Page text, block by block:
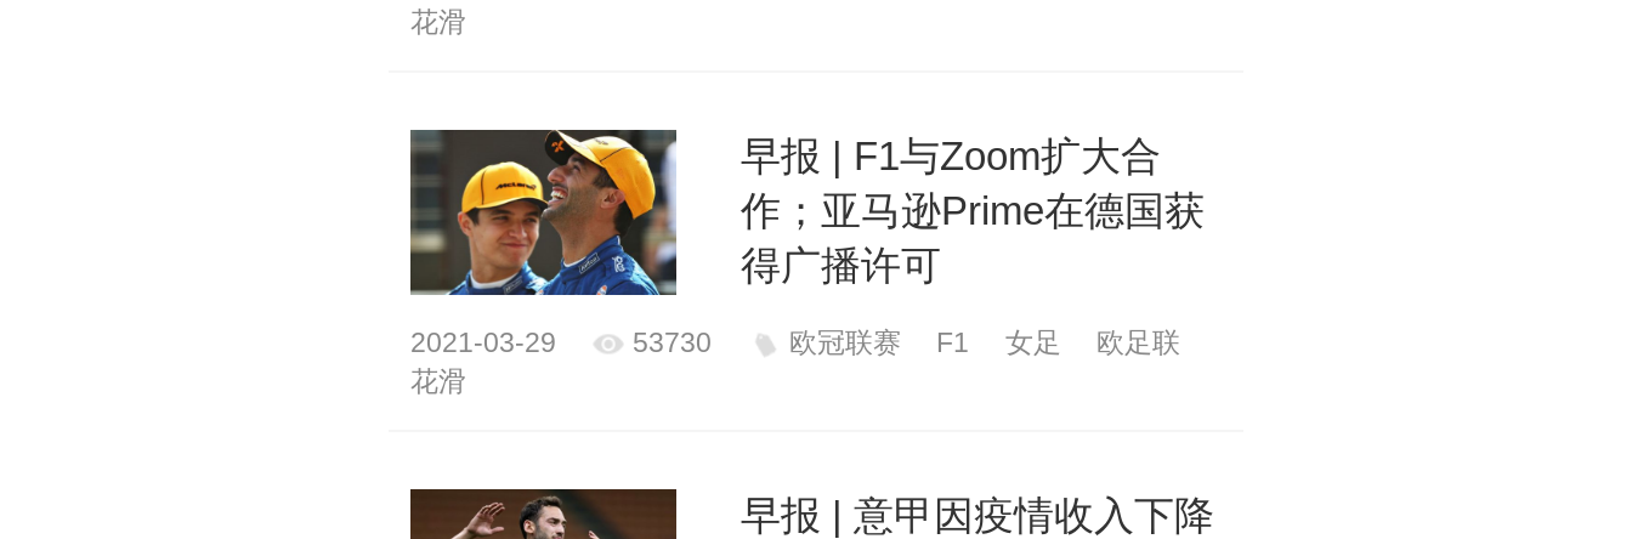
花滑
早报 | F1与Zoom扩大合
作；亚马逊Prime在德国获
得广播许可
2021-03-29 53730 欧冠联赛 F1 女足
欧足联
花滑
早报 | 意甲因疫情收入下降